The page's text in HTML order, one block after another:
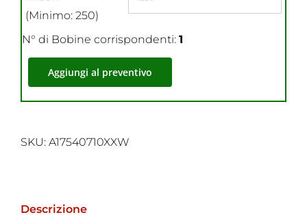
(Minimo: 250)
N° di Bobine corrispondenti: 1
Aggiungi al preventivo
SKU: A17540710XXW
Descrizione